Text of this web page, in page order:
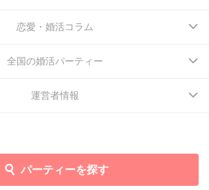
パーティーを探す
恋愛・婚活コラム
全国の婚活パーティー
運営者情報